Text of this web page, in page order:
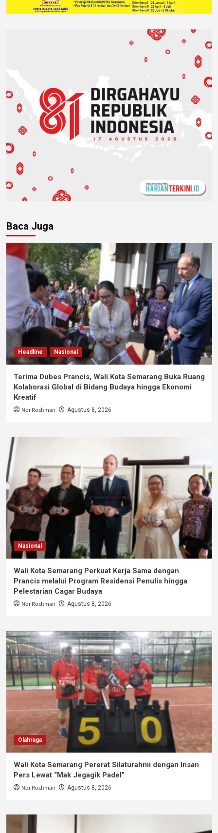
Baca Juga
Headline Nasional
Terima Dubes Prancis, Wali Kota Semarang Buka Ruang
Kolaborasi Global di Bidang Budaya hingga Ekonomi
Kreatif
Nor Rochman Agustus 8, 2026
Nasional
Wali Kota Semarang Perkuat Kerja Sama dengan
Prancis melalui Program Residensi Penulis hingga
Pelestarian Cagar Budaya
Nor Rochman Agustus 8, 2026
Olahraga
Wali Kota Semarang Pererat Silaturahmi dengan Insan
Pers Lewat “Mak Jegagik Padel”
Nor Rochman Agustus 8, 2026